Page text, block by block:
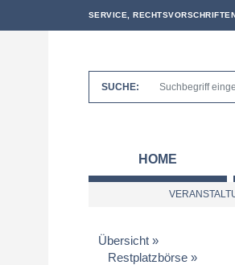
SERVICE,
SUCHE:
HOME
Übersicht
Restplatzbörse